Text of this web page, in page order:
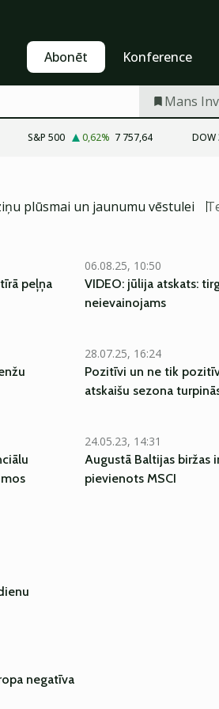
Abonēt Konference
Mans
S&P 500 0,62% 7 757,64 DOW
plūsmai un jaunumu vēstulei
peļņa
06.08.25, 10:50
VIDEO: jūlija atskats:
neievainojams
28.07.25, 16:24
Pozitīvi un ne tik
atskaišu sezona
24.05.23, 14:31
Augustā Baltijas biržas
pievienots MSCI
negatīva